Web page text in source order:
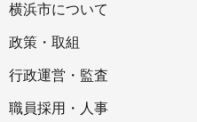
横浜市について
政策・取組
行政運営・監査
職員採用・人事